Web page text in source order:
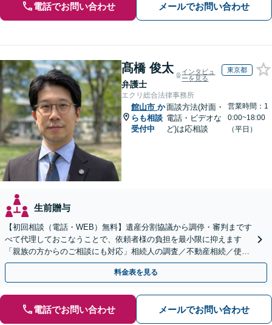
電話でお問い合わせ メールでお問い合わせ
髙橋 俊太
弁護士
インタビュ
ーを見る
東京都
エクリ総合法律事務所
館山市 か
らも相談
受付中
面談方法(対面・
電話・ビデオな
ど)は応相談
営業時間：1
0:00~18:00
（平日）
生前贈与
【初回相談（電話・WEB）無料】遺産分割協議から調停・審判まです
べて代理しておこなうことで、依頼者様の負担を最小限に抑えます
「親族の方からのご相談にも対応」相続人の調査／不動産相続／使い
込み【東京都在住以外の方も対応】
料金表を見る
電話でお問い合わせ メールでお問い合わせ